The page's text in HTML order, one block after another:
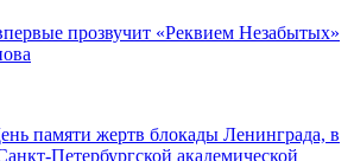
прозвучит «Реквием Незабытых»
памяти жертв блокады Ленинграда, в
Петербургской академической